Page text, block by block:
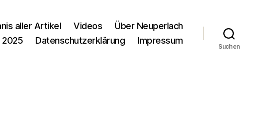
aller Artikel Videos
Über Neuperlach
2025 Datenschutzerklärung Impressum
Suchen